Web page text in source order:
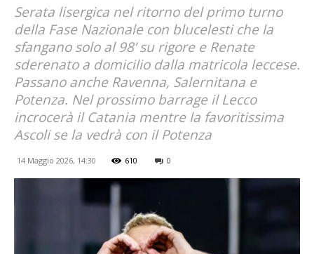
Serata lisergica nel ritorno del primo turno
della Fase Nazionale con blucelesti che la
sfangano solo al 98’ su rigore e Renate
sderenato a domicilio dalla matricola leccese.
Passano anche Ravenna, Salernitana e
Potenza. Nel prossimo barrage il Lecco
incrocerà il Catania mentre la favoritissima
Ascoli se la vedrà con il Potenza
14 Maggio 2026, 14:30 610 0